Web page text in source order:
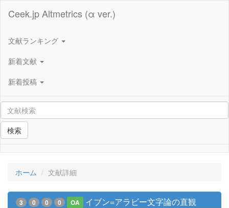
Ceek.jp Altmetrics (α ver.)
文献ランキング
新着文献
新着投稿
検索
ホーム 文献詳細
3 0 0 0 OA イブン=アラビー文字論の直観